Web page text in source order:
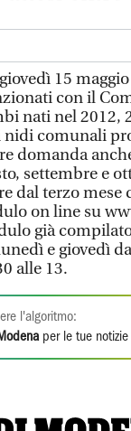
15
con il
nati nel 2012,
nidi comunali
domanda
settembre e
dal terzo
on line su
già
e giovedì
alle 13.
l'algoritmo:
per le tue notizie